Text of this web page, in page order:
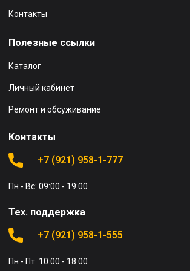
Контакты
Полезные ссылки
Каталог
Личный кабинет
Ремонт и обсуживание
Контакты
+7 (921) 958-1-777
Пн - Вс: 09:00 - 19:00
Тех. поддержка
+7 (921) 958-1-555
Пн - Пт: 10:00 - 18:00